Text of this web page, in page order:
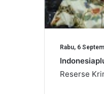
Rabu, 6
Reserse